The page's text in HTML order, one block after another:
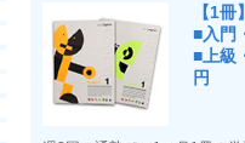
【1冊
■入門
■上級
円